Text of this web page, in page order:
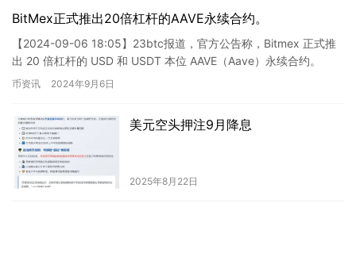
BitMex正式推出20倍杠杆的AAVE永续合约。
【2024-09-06 18:05】23btc报道，官方公告称，Bitmex 正式推
出 20 倍杠杆的 USD 和 USDT 本位 AAVE（Aave）永续合约。
### 新闻解析…
币资讯 2024年9月6日
美元空头押注9月降息
2025年8月22日